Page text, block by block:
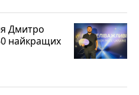
Дмитро
найкращих